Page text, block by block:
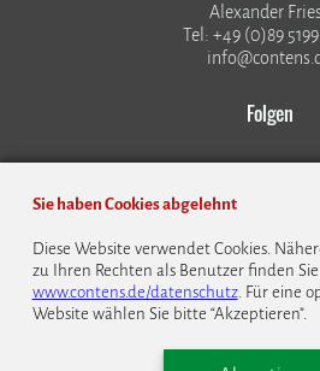
Alexander
Tel: +49 (0)89
Folgen
© 1999 - 2026 CONTENS
Cookie Einstellungen
Sie haben Cookies abgelehnt
Diese Website verwendet Cookies.
zu Ihren Rechten als Benutzer finden
www.contens.de/datenschutz. Für eine
Website wählen Sie bitte “Akzeptieren”.